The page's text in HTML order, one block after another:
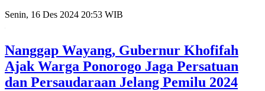
Senin, 16 Des 2024 20:53 WIB
Nanggap Wayang, Gubernur Khofifah
Ajak Warga Ponorogo Jaga Persatuan
dan Persaudaraan Jelang Pemilu 2024